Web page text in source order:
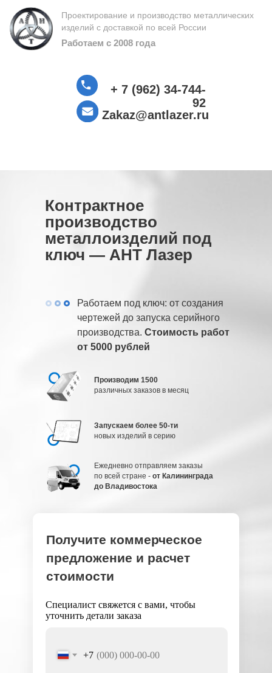
Проектирование и производство металлических
изделий с доставкой по всей России
Работаем с 2008 года
Zakaz@antlazer.ru
Контрактное
производство
металлоизделий под
ключ — АНТ Лазер
Ежедневно отправляем заказы
по всей стране - от Калининграда
до Владивостока
Производим 1500
различных заказов в месяц
Запускаем более 50-ти
новых изделий в серию
Работаем под ключ: от создания
чертежей до запуска серийного
производства. Стоимость работ
от 5000 рублей
Получите коммерческое
предложение и расчет
стоимости
Специалист свяжется с вами, чтобы
уточнить детали заказа
+7